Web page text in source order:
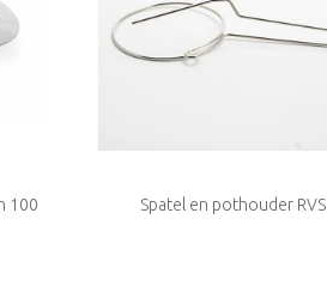
100 Spatel en pothouder RVS